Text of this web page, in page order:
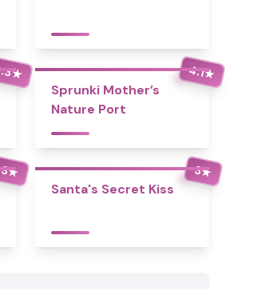
★ 4.1★
Sprunki Mother’s
Nature Port
3★ 3★
Santa's Secret Kiss